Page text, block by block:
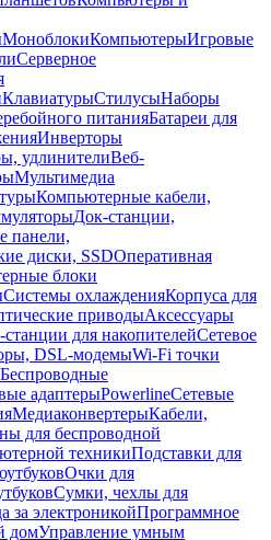
МоноблокиКомпьютерыИгровые
Серверное
КлавиатурыСтилусыНаборы
питанияБатареи для
Инверторы
удлинителиВеб-
Мультимедиа
Компьютерные кабели,
Док-станции,
панели,
диски, SSDОперативная
блоки
Системы охлажденияКорпуса для
приводыАксессуары
для накопителейСетевое
DSL-модемыWi-Fi точки
Беспроводные
адаптерыPowerlineСетевые
МедиаконвертерыКабели,
для беспроводной
техникиПодставки для
Очки для
Сумки, чехлы для
за электроникойПрограммное
домУправление умным